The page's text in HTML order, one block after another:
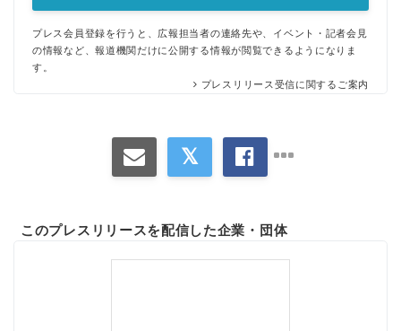
プレス会員登録を行うと、広報担当者の連絡先や、イベント・記者会見
の情報など、報道機関だけに公開する情報が閲覧できるようになりま
す。
プレスリリース受信に関するご案内
このプレスリリースを配信した企業・団体